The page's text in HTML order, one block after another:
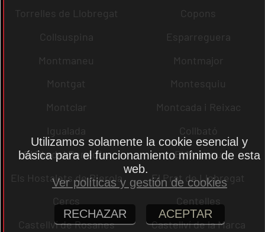
Torrelles de Llobregat
Copons
Collsuspina
Esparreguera
Montmaneu
Montmajor
Montgat
Montesquiu
Montclar
Montcada i Reixac
Igualada
Collbató
El Pla del Penedès
El Masnou
Els Hostalets de Pierola
El Prat de Llobregat
Cercs
Centelles
Castellví de Rosanes
Castellví de la Marca
Utilizamos solamente la cookie esencial y
básica para el funcionamiento mínimo de esta
web.
Ver políticas y gestión de cookies
RECHAZAR ACEPTAR